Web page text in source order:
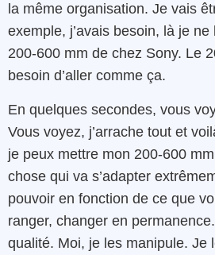
la même organisation. Je vais
exemple, j’avais besoin, là je ne
200-600 mm de chez Sony. Le
besoin d’aller comme ça.
En quelques secondes, vous
Vous voyez, j’arrache tout et
je peux mettre mon 200-600
chose qui va s’adapter
pouvoir en fonction de ce que
ranger, changer en
qualité. Moi, je les manipule. Je